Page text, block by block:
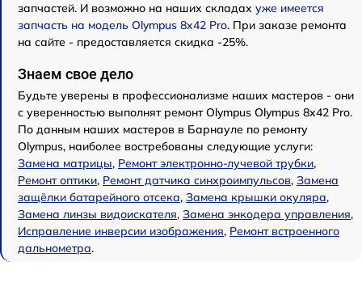
запчастей. И возможно на наших складах уже имеется
запчасть на модель Olympus 8x42 Pro. При заказе ремонта
на сайте - предоставляется скидка -25%.
Знаем свое дело
Будьте уверены в профессионализме наших мастеров - они
с уверенностью выполнят ремонт Olympus Olympus 8x42 Pro.
По данным наших мастеров в Барнауле по ремонту
Olympus, наиболее востребованы следующие услуги:
Замена матрицы, Ремонт электронно-лучевой трубки,
Ремонт оптики, Ремонт датчика синхроимпульсов, Замена
защёлки батарейного отсека, Замена крышки окуляра,
Замена линзы видоискателя, Замена энкодера управления,
Исправление инверсии изображения, Ремонт встроенного
дальнометра.